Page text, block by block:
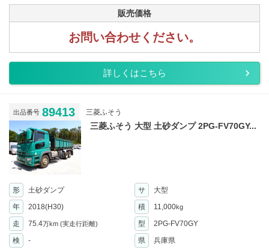
販売価格
お問い合わせください。
詳しくはこちら
出品番号 89413 三菱ふそう
三菱ふそう 大型 土砂ダンプ 2PG-FV70GY...
形 土砂ダンプ サ
大型
年
2018(H30) 積 11,000kg
走 75.4万km (実走行距離) 型
2PG-FV70GY
検
- 県 兵庫県